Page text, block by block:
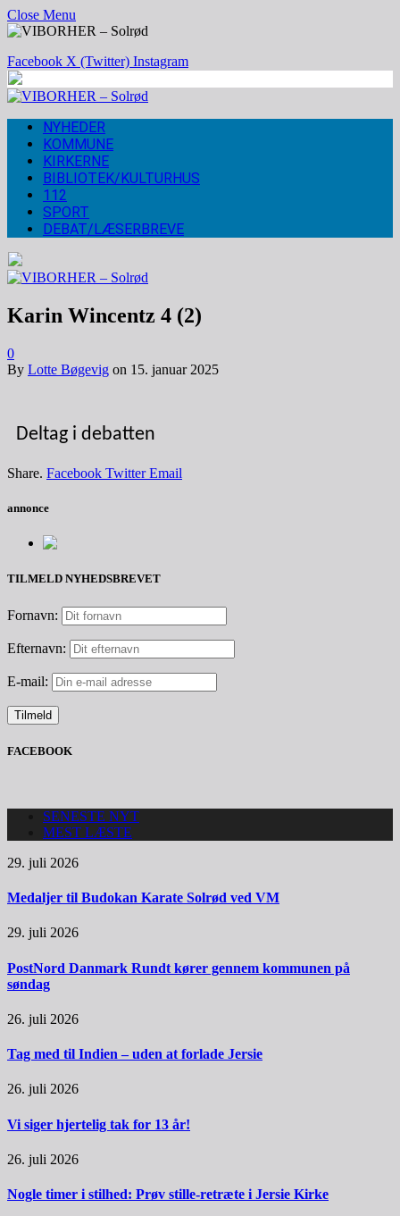
Close Menu
Facebook X (Twitter) Instagram
NYHEDER
KOMMUNE
KIRKERNE
BIBLIOTEK/KULTURHUS
112
SPORT
DEBAT/LÆSERBREVE
Karin Wincentz 4 (2)
0
By Lotte Bøgevig on 15. januar 2025
Deltag i debatten
Share. Facebook Twitter Email
annonce
TILMELD NYHEDSBREVET
Fornavn:
Efternavn:
E-mail:
FACEBOOK
SENESTE NYT
MEST LÆSTE
29. juli 2026
Medaljer til Budokan Karate Solrød ved VM
29. juli 2026
PostNord Danmark Rundt kører gennem kommunen på
søndag
26. juli 2026
Tag med til Indien – uden at forlade Jersie
26. juli 2026
Vi siger hjertelig tak for 13 år!
26. juli 2026
Nogle timer i stilhed: Prøv stille-retræte i Jersie Kirke